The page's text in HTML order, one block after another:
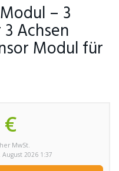
– 3
Achsen
Modul für
MwSt.
2026 1:37